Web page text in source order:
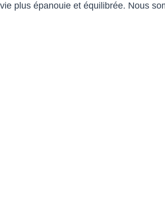
plus épanouie et équilibrée. Nous